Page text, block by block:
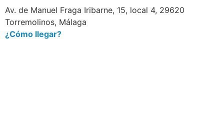
Av. de Manuel Fraga Iribarne, 15, local 4, 29620
Torremolinos, Málaga
¿Cómo llegar?